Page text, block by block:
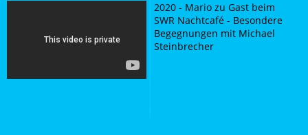
2020 - Mario zu Gast beim
SWR Nachtcafé - Besondere
Begegnungen mit Michael
Steinbrecher